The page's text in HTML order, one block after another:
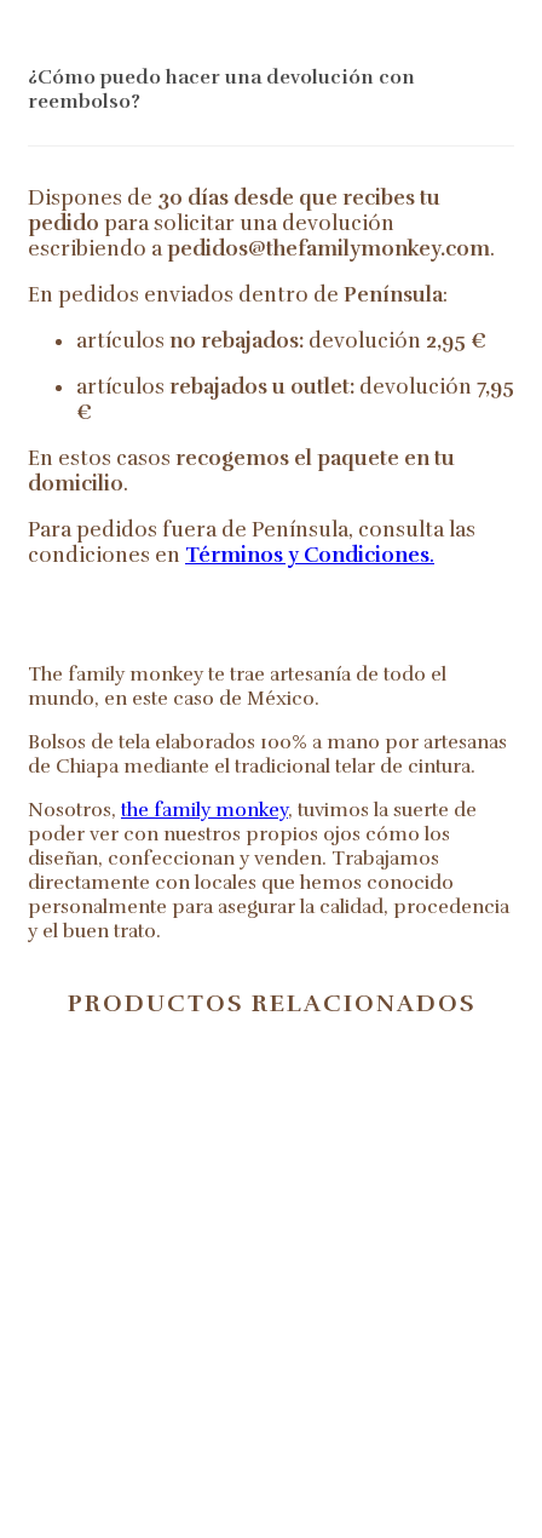
¿Cómo puedo hacer una devolución con
reembolso?
Dispones de 30 días desde que recibes tu
pedido para solicitar una devolución
escribiendo apedidos@thefamilymonkey.com.
En pedidos enviados dentro de Península:
artículos no rebajados: devolución 2,95 €
artículos rebajados u outlet: devolución 7,95
€
En estos casos recogemos el paquete en tu
domicilio.
Para pedidos fuera de Península, consulta las
condiciones en Términos y Condiciones.
The family monkey te trae artesanía de todo el
mundo, en este caso de México.
Bolsos de tela elaborados 100% a mano por artesanas
de Chiapa mediante el tradicional telar de cintura.
Nosotros, the family monkey, tuvimos la suerte de
poder ver con nuestros propios ojos cómo los
diseñan, confeccionan y venden. Trabajamos
directamente con locales que hemos conocido
personalmente para asegurar la calidad, procedencia
y el buen trato.
PRODUCTOS RELACIONADOS